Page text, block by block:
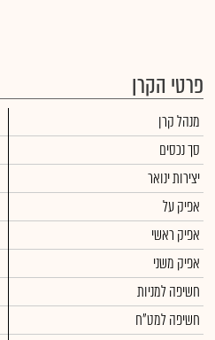
פרטי הקרן
מנהל קרן
סך נכסים
יצירות ינואר
אפיק על
אפיק ראשי
אפיק משני
חשיפה למניות
חשיפה למט"ח